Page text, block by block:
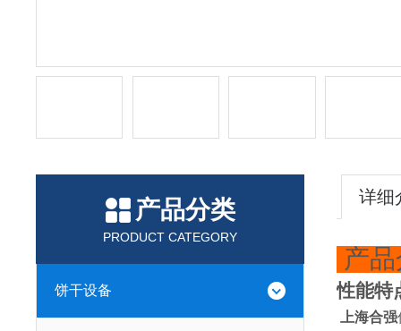
产品分类
PRODUCT CATEGORY
饼干设备
详细
产
性能特
上海合强